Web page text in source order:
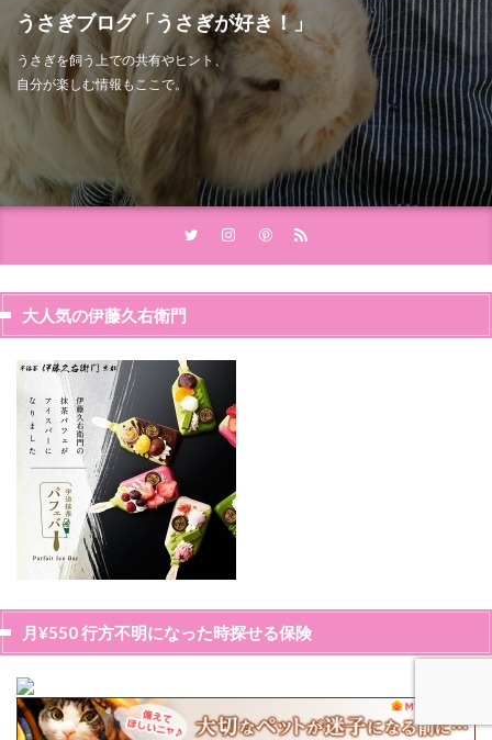
うさぎブログ「うさぎが好き！」
うさぎを飼う上での共有やヒント、
自分が楽しむ情報もここで。
大人気の伊藤久右衛門
月¥550 行方不明になった時探せる保険